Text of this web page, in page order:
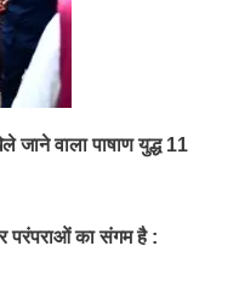
वाला पाषाण युद्ध 11
परंपराओं का संगम है :